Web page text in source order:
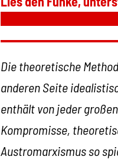
Die theoretische
anderen Seite
enthält von jeder
Kompromisse,
Austromarxismus so